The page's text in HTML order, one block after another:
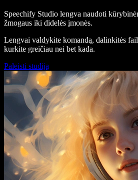
Speechify Studio lengva naudoti
žmogaus iki didelės įmonės.
Lengvai valdykite komandą, dalinkitės
kurkite greičiau nei bet kada.
Paleisti studiją